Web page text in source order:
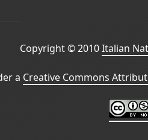
Copyright © 2010Italian
a Creative Commons